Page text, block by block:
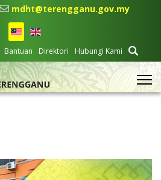
mdht@terengganu.gov.my
Bantuan Direktori Hubungi Kami